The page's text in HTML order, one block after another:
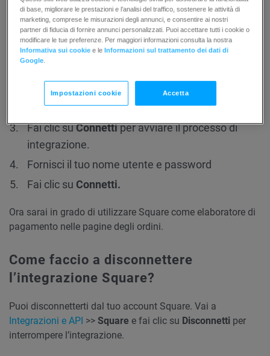
Collega gli account GetResponse e
Square
Vai a Integrazioni e API.
Fai clic suDettagli sull’integrazione Square.
Fai clic suConnettiper avviare il processo di
integrazione.
Fornisci il tuo nome utente e password
Fai clic su Connetti.
Ora sarai in grado di utilizzare Square come elaboratore di
pagamento nelle pagine degli ordini.
Come faccio a disconnettere
l’integrazione Square?
Puoi disconnetterti dal tuo account Square. Vai a
Integrazioni e API >> Square e fai clic su Disconnetti per
interrompere l’integrazione.
di base, migliorare le prestazioni e l’analisi del traffico, sostenere le attività di
marketing, comprese le misurazioni degli annunci, e consentire ai nostri
partner di fiducia di fornire annunci personalizzati. Puoi accettare tutti i cookie o
modificare le tue preferenze. Per maggiori informazioni consulta la nostra
Informativa sui cookie e leInformazioni sul trattamento dei dati di
Google
Impostazioni cookie Accetta